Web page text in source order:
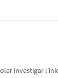
investigar